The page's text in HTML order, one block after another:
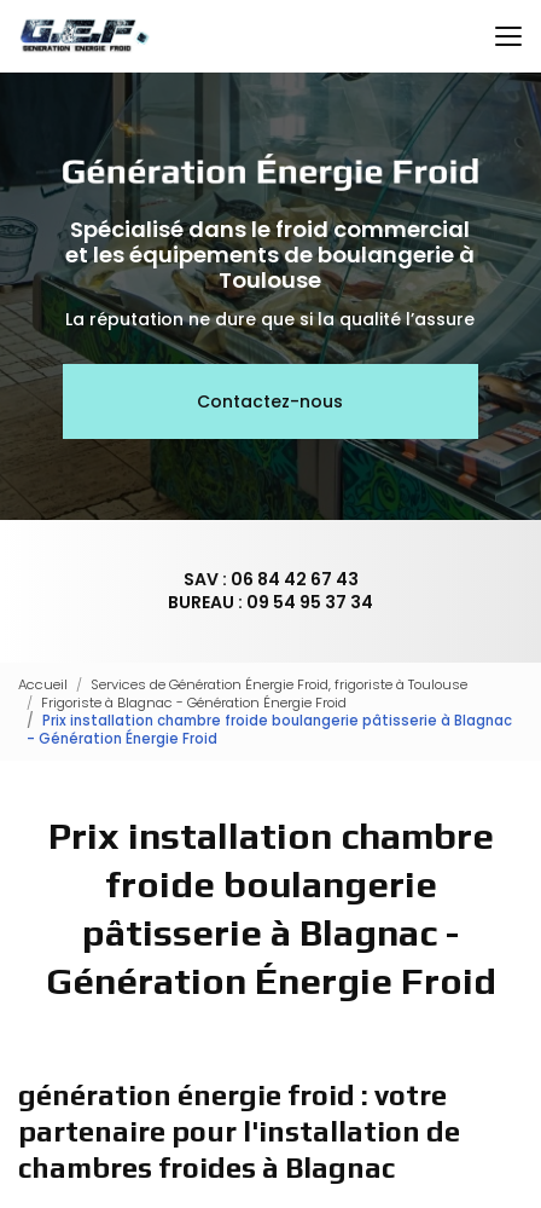
au
contenu
principal
Spécialisé dans le froid commercial
et les équipements de boulangerie à
Toulouse
La réputation ne dure que si la qualité l’assure
Contactez-nous
SAV : 06 84 42 67 43
BUREAU : 09 54 95 37 34
Accueil
Services de Génération Énergie Froid, frigoriste à Toulouse
Frigoriste à Blagnac - Génération Énergie Froid
Prix installation chambre froide boulangerie pâtisserie à Blagnac
- Génération Énergie Froid
Prix installation chambre
froide boulangerie
pâtisserie à Blagnac -
Génération Énergie Froid
génération énergie froid : votre
partenaire pour l'installation de
chambres froides à Blagnac